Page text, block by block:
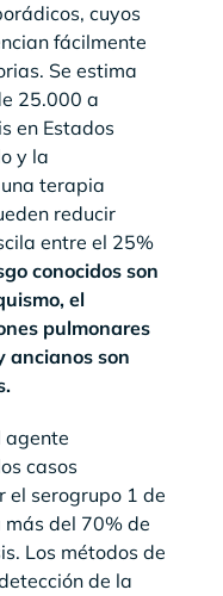
cuyos
fácilmente
Se estima
25.000 a
en Estados
y la
terapia
reducir
entre el 25%
conocidos son
el
pulmonares
ancianos son
agente
casos
el serogrupo 1 de
más del 70% de
Los métodos de
de la